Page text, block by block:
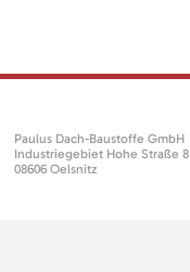
Paulus Dach-Baustoffe GmbH
Industriegebiet Hohe Straße 8
08606 Oelsnitz